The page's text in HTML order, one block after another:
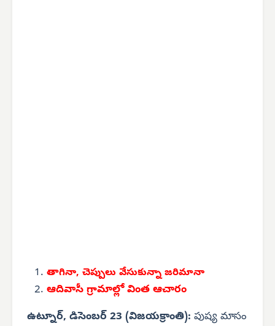
తాగినా, చెప్పులు వేసుకున్నా జరిమానా
ఆదివాసీ గ్రామాల్లో వింత ఆచారం
ఉట్నూర్, డిసెంబర్ 23 (విజయక్రాంతి): పుష్య మాసం